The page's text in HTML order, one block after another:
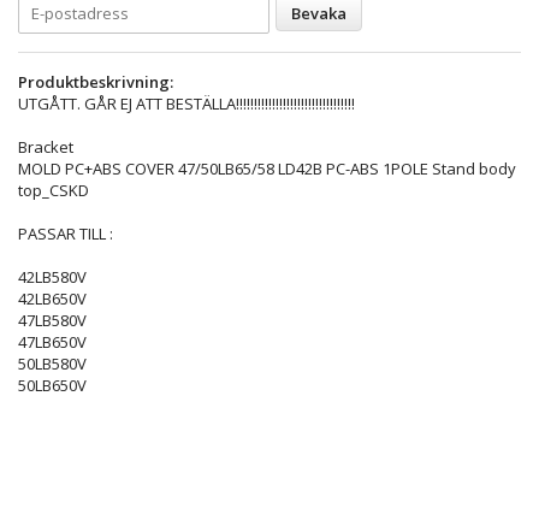
Bevaka
Produktbeskrivning:
UTGÅTT. GÅR EJ ATT BESTÄLLA!!!!!!!!!!!!!!!!!!!!!!!!!!!!!!!!!
Bracket
MOLD PC+ABS COVER 47/50LB65/58 LD42B PC-ABS 1POLE Stand body
top_CSKD
PASSAR TILL :
42LB580V
42LB650V
47LB580V
47LB650V
50LB580V
50LB650V